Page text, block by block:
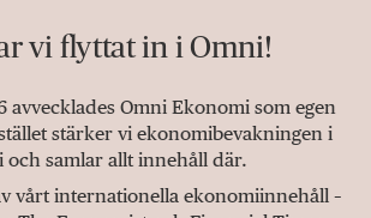
vi flyttat in i Omni!
avvecklades Omni Ekonomi som egen
stärker vi ekonomibevakningen i
och samlar allt innehåll där.
vårt internationella ekonomiinnehåll –